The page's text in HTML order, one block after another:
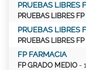
PRUEBAS LIBRES
PRUEBAS LIBRES
PRUEBAS LIBRES
PRUEBAS LIBRES
FP FARMACIA
FP GRADO MEDIO -